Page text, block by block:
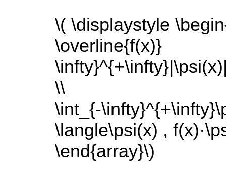
\( \displaystyle
\\
\int_{-
\langle\psi(x) ,
\end{array}\)